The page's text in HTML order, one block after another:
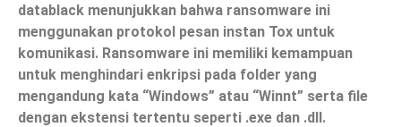
datablack menunjukkan bahwa ransomware ini
menggunakan protokol pesan instan Tox untuk
komunikasi. Ransomware ini memiliki kemampuan
untuk menghindari enkripsi pada folder yang
mengandung kata “Windows” atau “Winnt” serta file
dengan ekstensi tertentu seperti .exe dan .dll.